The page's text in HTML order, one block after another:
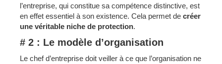
l’entreprise, qui constitue sa compétence distinctive, est
en effet essentiel à son existence. Cela permet de créer
une véritable niche de protection.
# 2 : Le modèle d’organisation
Le chef d’entreprise doit veiller à ce que l’organisation ne